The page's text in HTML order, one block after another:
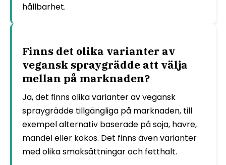
hållbarhet.
Finns det olika varianter av
vegansk spraygrädde att välja
mellan på marknaden?
Ja, det finns olika varianter av vegansk
spraygrädde tillgängliga på marknaden, till
exempel alternativ baserade på soja, havre,
mandel eller kokos. Det finns även varianter
med olika smaksättningar och fetthalt.